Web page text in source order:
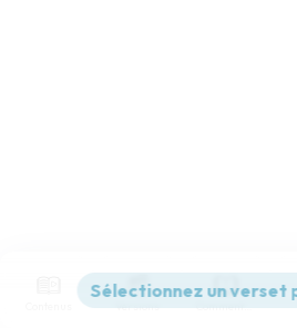
Versions Commentaires